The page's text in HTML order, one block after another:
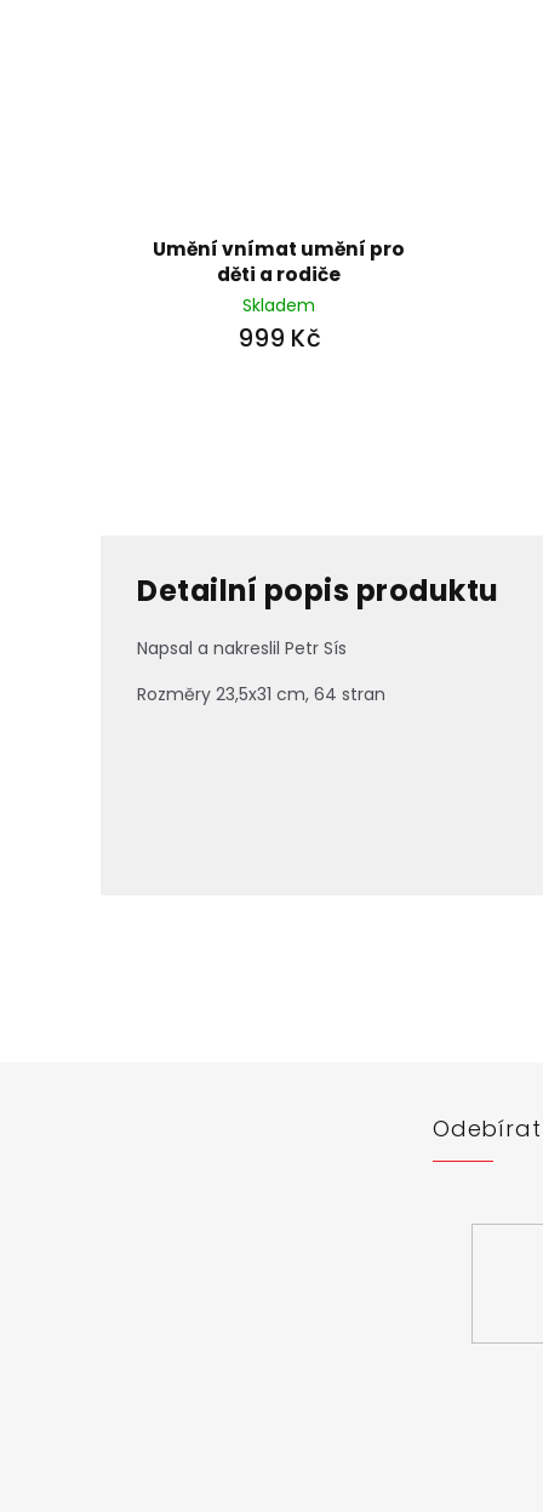
Umění vnímat umění pro
děti a rodiče
Skladem
999 Kč
Detailní popis produktu
Napsal a nakreslil Petr Sís
Rozměry 23,5x31 cm, 64 stran